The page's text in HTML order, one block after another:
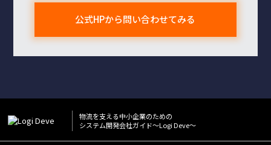
公式HPから問い合わせてみる
物流を⽀える中⼩企業のための
システム開発会社ガイド〜Logi Deve〜